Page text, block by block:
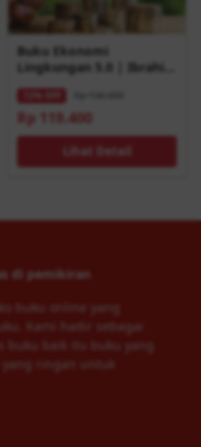
Buku Ekonomi
Lingkungan 5.0 | Ibrahim
| Buku Ekonomi
Rp 119.400
Lihat Detail
di pemikiran
buku online yang
Kami hadir sebagai
buku baik itu buku yang
yang ringan untuk